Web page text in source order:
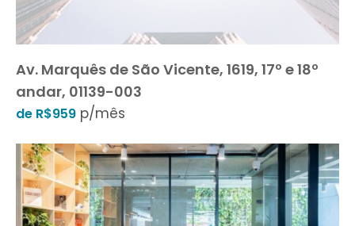
Av. Marquês de São Vicente, 1619, 17º e 18º
andar, 01139-003
de R$959 p/mês